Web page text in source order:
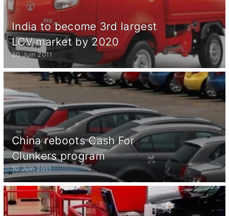
India to become 3rd largest
LCV market by 2020
20 Juin 2011
China reboots Cash For
Clunkers program
10 Juin 2011